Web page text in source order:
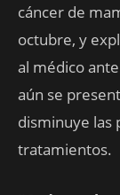
cáncer de
octubre, y
al médico
aún se
disminuye las
tratamientos.